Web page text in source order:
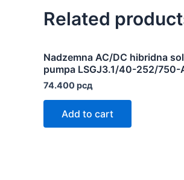
Related
Nadzemna AC/DC hibridna
pumpa LSGJ3.1/40-252/750-
74.400рсд
Add to cart